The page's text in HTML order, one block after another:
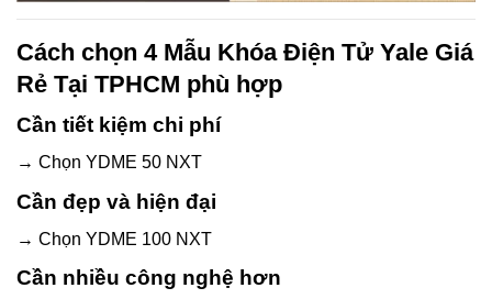
Cách chọn 4 Mẫu Khóa Điện Tử Yale Giá
Rẻ Tại TPHCM phù hợp
Cần tiết kiệm chi phí
→ Chọn YDME 50 NXT
Cần đẹp và hiện đại
→ Chọn YDME 100 NXT
Cần nhiều công nghệ hơn